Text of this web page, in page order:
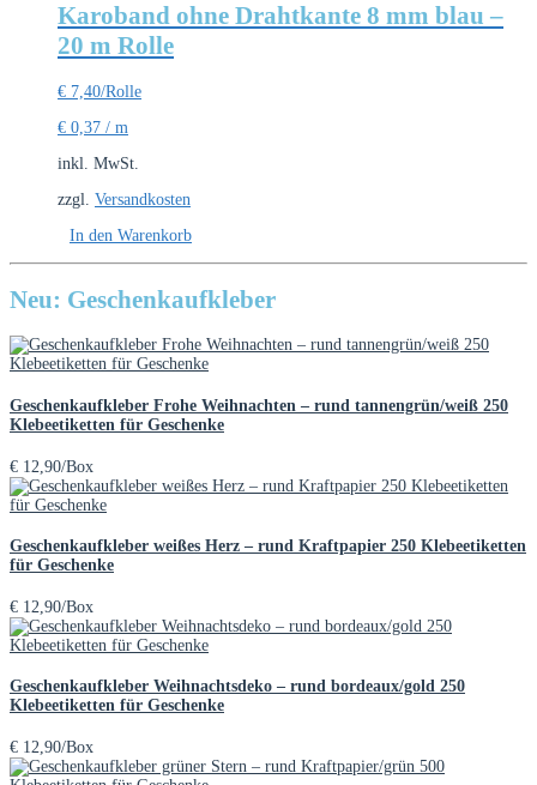
Karoband ohne Drahtkante 8 mm blau –
20 m Rolle
€ 7,40/Rolle
€ 0,37 / m
inkl. MwSt.
zzgl. Versandkosten
In den Warenkorb
Neu: Geschenkaufkleber
Geschenkaufkleber Frohe Weihnachten – rund tannengrün/weiß 250
Klebeetiketten für Geschenke
€ 12,90/Box
Geschenkaufkleber weißes Herz – rund Kraftpapier 250 Klebeetiketten
für Geschenke
€ 12,90/Box
Geschenkaufkleber Weihnachtsdeko – rund bordeaux/gold 250
Klebeetiketten für Geschenke
€ 12,90/Box